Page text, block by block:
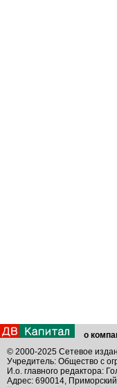
о
© 2000-2025 Сетевое
Учредитель: Общество с
И.о. главного редактора:
Адрес: 690014,